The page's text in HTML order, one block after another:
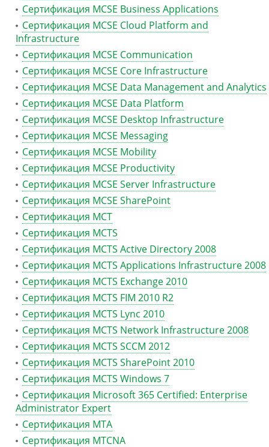
Сертификация MCSE Business Applications
Сертификация MCSE Cloud Platform and
Infrastructure
Сертификация MCSE Communication
Сертификация MCSE Core Infrastructure
Сертификация MCSE Data Management and Analytics
Сертификация MCSE Data Platform
Сертификация MCSE Desktop Infrastructure
Сертификация MCSE Messaging
Сертификация MCSE Mobility
Сертификация MCSE Productivity
Сертификация MCSE Server Infrastructure
Сертификация MCSE SharePoint
Сертификация MCT
Сертификация MCTS
Сертификация MCTS Active Directory 2008
Сертификация MCTS Applications Infrastructure 2008
Сертификация MCTS Exchange 2010
Сертификация MCTS FIM 2010 R2
Сертификация MCTS Lync 2010
Сертификация MCTS Network Infrastructure 2008
Сертификация MCTS SCCM 2012
Сертификация MCTS SharePoint 2010
Сертификация MCTS Windows 7
Сертификация Microsoft 365 Certified: Enterprise
Administrator Expert
Сертификация MTA
Сертификация MTCNA